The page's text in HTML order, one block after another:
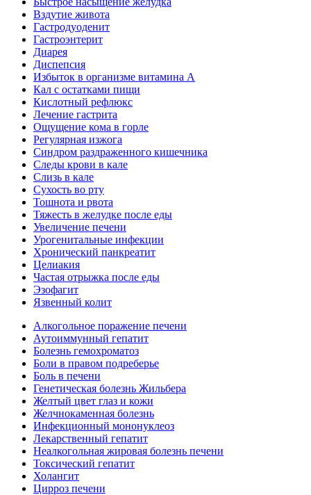
Вздутие живота
Гастродуоденит
Гастроэнтерит
Диарея
Диспепсия
Избыток в организме витамина А
Кал с остатками пищи
Кислотный рефлюкс
Лечение гастрита
Ощущение кома в горле
Регулярная изжога
Синдром раздраженного кишечника
Следы крови в кале
Слизь в кале
Сухость во рту
Тошнота и рвота
Тяжесть в желудке после еды
Увеличение печени
Урогенитальные инфекции
Хронический панкреатит
Целиакия
Частая отрыжка после еды
Эзофагит
Язвенный колит
Алкогольное поражение печени
Аутоиммунный гепатит
Болезнь гемохроматоз
Боли в правом подреберье
Боль в печени
Генетическая болезнь Жильбера
Желтый цвет глаз и кожи
Желчнокаменная болезнь
Инфекционный мононуклеоз
Лекарственный гепатит
Неалкогольная жировая болезнь печени
Токсический гепатит
Холангит
Цирроз печени